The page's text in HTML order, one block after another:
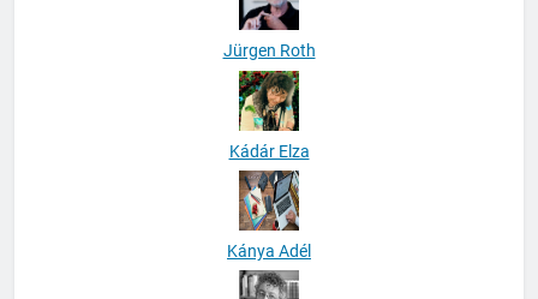
Jürgen Roth
Kádár Elza
Kánya Adél